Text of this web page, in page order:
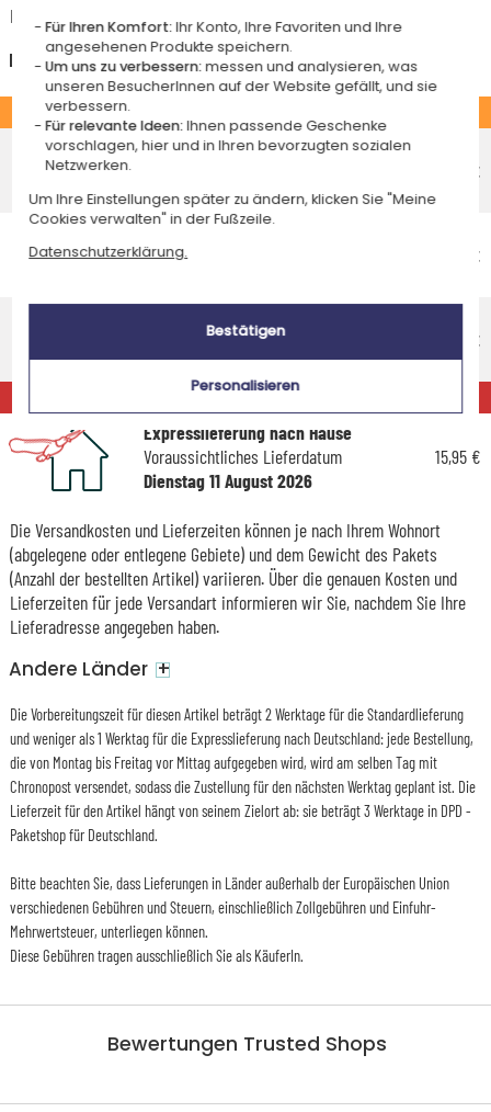
Bewertungen Trusted Shops
Kreditkarte oder Sofortüberweisung gültig.
Deutschland
Economy-Versand an einen Paketshop
Freitag 14 August 2026
4,95 €
Economy-Versand nach Hause
Voraussichtliches Lieferdatum
5,95 €
Voraussichtliches Lieferdatum
Mittwoch 12 August 2026
9,95 €
EXPRESS
Expresslieferung nach Hause
Voraussichtliches Lieferdatum
Dienstag 11 August 2026
15,95 €
Die Versandkosten und Lieferzeiten können je nach Ihrem Wohnort
(abgelegene oder entlegene Gebiete) und dem Gewicht des Pakets
(Anzahl der bestellten Artikel) variieren. Über die genauen Kosten und
Lieferzeiten für jede Versandart informieren wir Sie, nachdem Sie Ihre
Lieferadresse angegeben haben.
Andere Länder +
Die Vorbereitungszeit für diesen Artikel beträgt 2 Werktage für die Standardlieferung
und weniger als 1 Werktag für die Expresslieferung nach Deutschland: jede Bestellung,
die von Montag bis Freitag vor Mittag aufgegeben wird, wird am selben Tag mit
Chronopost versendet, sodass die Zustellung für den nächsten Werktag geplant ist. Die
Lieferzeit für den Artikel hängt von seinem Zielort ab: sie beträgt 3 Werktage in DPD -
Paketshop für Deutschland.
Bitte beachten Sie, dass Lieferungen in Länder außerhalb der Europäischen Union
verschiedenen Gebühren und Steuern, einschließlich Zollgebühren und Einfuhr-
Mehrwertsteuer, unterliegen können.
Diese Gebühren tragen ausschließlich Sie als KäuferIn.
Für Ihren Komfort:Ihr Konto, Ihre Favoriten und Ihre
angesehenen Produkte speichern.
Um uns zu verbessern:messen und analysieren, was
unseren BesucherInnen auf der Website gefällt, und sie
verbessern.
Für relevante Ideen:Ihnen passende Geschenke
vorschlagen, hier und in Ihren bevorzugten sozialen
Netzwerken.
Um Ihre Einstellungen später zu ändern, klicken Sie "Meine
Cookies verwalten" in der Fußzeile.
Datenschutzerklärung.
Bestätigen
Personalisieren